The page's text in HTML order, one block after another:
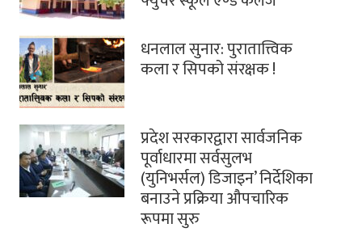
धनलाल सुनार: पुरातात्त्विक
कला र सिपको संरक्षक !
प्रदेश सरकारद्वारा सार्वजनिक
पूर्वाधारमा सर्वसुलभ
(युनिभर्सल) डिजाइन’ निर्देशिका
बनाउने प्रक्रिया औपचारिक
रूपमा सुरु